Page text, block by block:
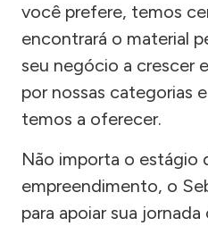
você prefere, temos
encontrará o material
seu negócio a crescer
por nossas categorias
temos a oferecer.
Não importa o estágio
empreendimento, o
para apoiar sua